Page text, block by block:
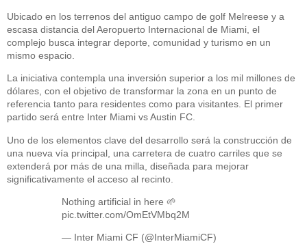
Ubicado en los terrenos del antiguo campo de golf Melreese y a
escasa distancia del Aeropuerto Internacional de Miami, el
complejo busca integrar deporte, comunidad y turismo en un
mismo espacio.
La iniciativa contempla una inversión superior a los mil millones de
dólares, con el objetivo de transformar la zona en un punto de
referencia tanto para residentes como para visitantes. El primer
partido será entre Inter Miami vs Austin FC.
Uno de los elementos clave del desarrollo será la construcción de
una nueva vía principal, una carretera de cuatro carriles que se
extenderá por más de una milla, diseñada para mejorar
significativamente el acceso al recinto.
Nothing artificial in here 🌱
pic.twitter.com/OmEtVMbq2M
— Inter Miami CF (@InterMiamiCF)